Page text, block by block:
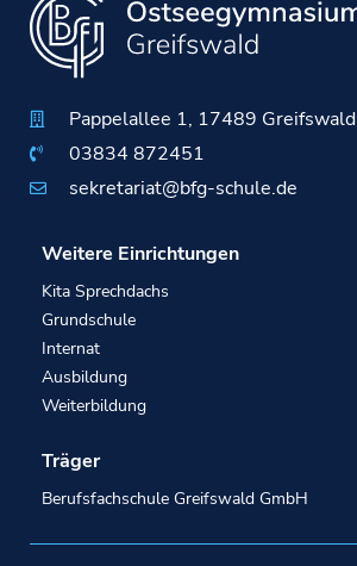
Pappelallee 1, 17489 Greifswald
03834 872451
sekretariat@bfg-schule.de
Weitere Einrichtungen
Kita Sprechdachs
Grundschule
Internat
Ausbildung
Weiterbildung
Träger
Berufsfachschule Greifswald GmbH